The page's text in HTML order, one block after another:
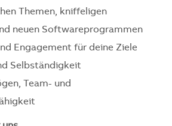
Themen, kniffeligen
neuen Softwareprogrammen
Engagement für deine Ziele
Selbständigkeit
Team- und